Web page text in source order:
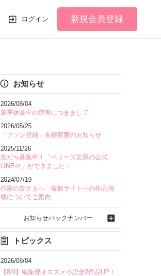
ログイン 新規会員登録
お知らせ
2026/08/04
夏季休業中の運営につきまして
2026/05/25
「ファン登録」名称変更のお知らせ
2025/11/26
友だち募集中！「ベリーズ文庫の公式
LINE＠」ができました！
2024/07/19
作家の皆さまへ 複数サイトへの作品掲
載についてご案内
お知らせバックナンバー
トピックス
2026/08/04
【8/4】編集部オススメ小説全2作品UP！